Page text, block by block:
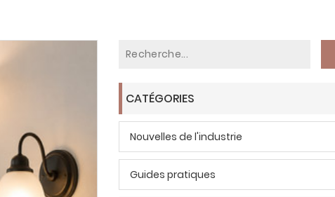
CATÉGORIES
Nouvelles de l'industrie
Guides pratiques